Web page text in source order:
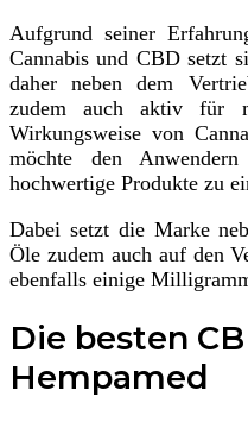
Aufgrund seiner
Cannabis und CBD setzt
daher neben dem
zudem auch aktiv für
Wirkungsweise von
möchte den
hochwertige Produkte zu
Dabei setzt die Marke
Öle zudem auch auf den
ebenfalls einige
Die besten
Hempamed